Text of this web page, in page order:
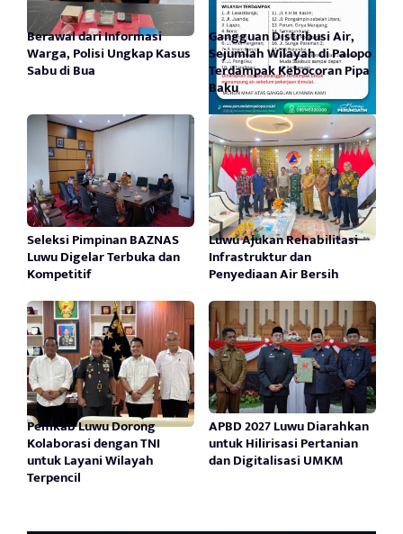
Berawal dari Informasi
Warga, Polisi Ungkap Kasus
Sabu di Bua
Gangguan Distribusi Air,
Sejumlah Wilayah di Palopo
Terdampak Kebocoran Pipa
Baku
Seleksi Pimpinan BAZNAS
Luwu Digelar Terbuka dan
Kompetitif
Luwu Ajukan Rehabilitasi
Infrastruktur dan
Penyediaan Air Bersih
Pemkab Luwu Dorong
Kolaborasi dengan TNI
untuk Layani Wilayah
Terpencil
APBD 2027 Luwu Diarahkan
untuk Hilirisasi Pertanian
dan Digitalisasi UMKM